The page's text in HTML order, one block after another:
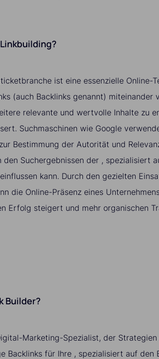
ist eine essenzielle Online-
(auch Backlinks genannt) miteinander
relevante und wertvolle Inhalte zu
Suchmaschinen wie Google
Bestimmung der Autorität und
Suchergebnissen der , spezialisiert
kann. Durch den gezielten
die Online-Präsenz eines
Erfolg steigert und mehr organischen
Builder?
Marketing-Spezialist, der
Backlinks für Ihre , spezialisiert auf den